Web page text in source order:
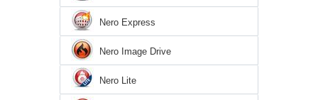
Nero Express
Nero Image Drive
Nero Lite